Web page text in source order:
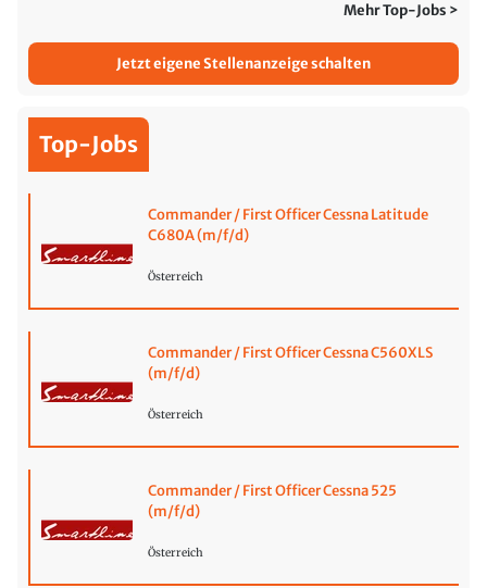
Mehr Top-Jobs >
Jetzt eigene Stellenanzeige schalten
Top-Jobs
Commander / First Officer Cessna Latitude
C680A (m/f/d)
Österreich
Commander / First Officer Cessna C560XLS
(m/f/d)
Österreich
Commander / First Officer Cessna 525
(m/f/d)
Österreich